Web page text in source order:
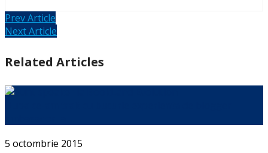
Prev Article
Next Article
Related Articles
5 octombrie 2015